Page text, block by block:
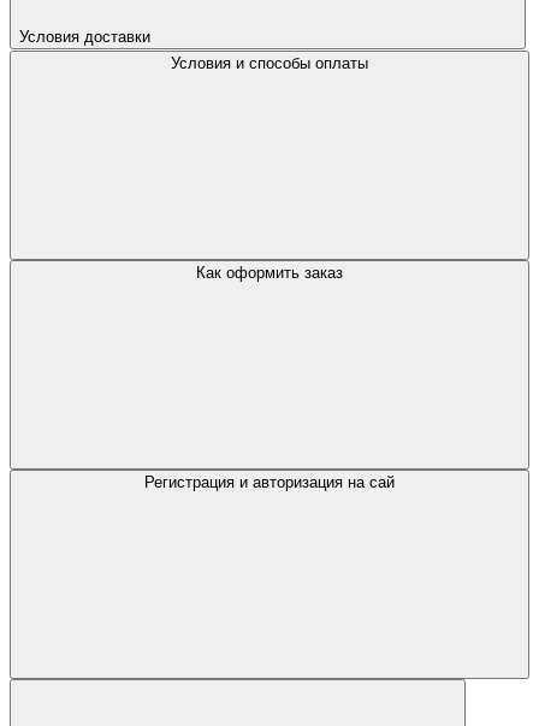
Условия доставки
Условия и способы оплаты
Как оформить заказ
Регистрация и авторизация на сай